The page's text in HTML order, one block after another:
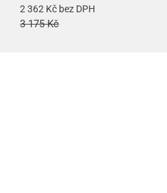
2 362 Kč bez DPH
3 175 Kč